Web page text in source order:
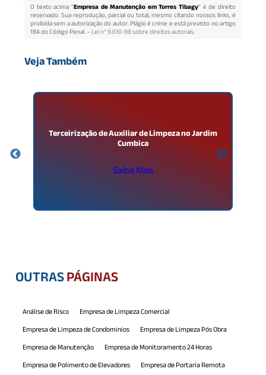
O texto acima "Empresa de Manutenção em Torres Tibagy" é de direito
reservado. Sua reprodução, parcial ou total, mesmo citando nossos links, é
proibida sem a autorização do autor. Plágio é crime e está previsto no artigo
184 do Código Penal. –Lei n° 9.610-98 sobre direitos autorais.
Veja Também
Terceirização de Auxiliar de Limpeza no Jardim
Cumbica
Saiba Mais
OUTRASPÁGINAS
Análise de Risco
Empresa de Limpeza Comercial
Empresa de Limpeza de Condominios
Empresa de Limpeza Pós Obra
Empresa de Manutenção
Empresa de Monitoramento 24 Horas
Empresa de Polimento de Elevadores
Empresa de Portaria Remota